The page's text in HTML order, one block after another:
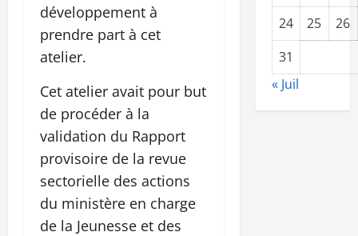
développement à
prendre part à cet
atelier.
Cet atelier avait pour but
de procéder à la
validation du Rapport
provisoire de la revue
sectorielle des actions
du ministère en charge
de la Jeunesse et des
24
25
26
31
« Juil